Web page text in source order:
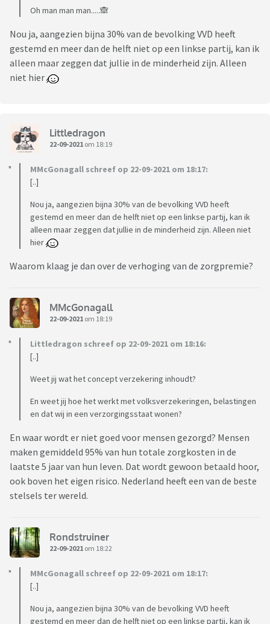
Oh man man man.....🙈
Nou ja, aangezien bijna 30% van de bevolking VVD heeft
gestemd en meer dan de helft niet op een linkse partij, kan ik
alleen maar zeggen dat jullie in de minderheid zijn. Alleen
niet hier
Littledragon
22-09-2021 om 18:19
MMcGonagall schreef op 22-09-2021 om 18:17:
[..]
Nou ja, aangezien bijna 30% van de bevolking VVD heeft
gestemd en meer dan de helft niet op een linkse partij, kan ik
alleen maar zeggen dat jullie in de minderheid zijn. Alleen niet
hier
Waarom klaag je dan over de verhoging van de zorgpremie?
MMcGonagall
22-09-2021 om 18:19
Littledragon schreef op 22-09-2021 om 18:16:
[..]
Weet jij wat het concept verzekering inhoudt?
En weet jij hoe het werkt met volksverzekeringen, belastingen
en dat wij in een verzorgingsstaat wonen?
En waar wordt er niet goed voor mensen gezorgd? Mensen
maken gemiddeld 95% van hun totale zorgkosten in de
laatste 5 jaar van hun leven. Dat wordt gewoon betaald hoor,
ook boven het eigen risico. Nederland heeft een van de beste
stelsels ter wereld.
Rondstruiner
22-09-2021 om 18:22
MMcGonagall schreef op 22-09-2021 om 18:17:
[..]
Nou ja, aangezien bijna 30% van de bevolking VVD heeft
gestemd en meer dan de helft niet op een linkse partij, kan ik